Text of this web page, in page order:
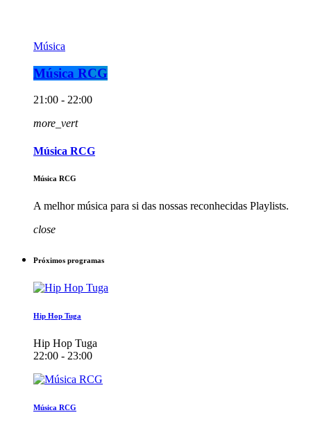
Música
Música RCG
21:00 - 22:00
more_vert
Música RCG
Música RCG
A melhor música para si das nossas reconhecidas Playlists.
close
Próximos programas
Hip Hop Tuga
Hip Hop Tuga
22:00 - 23:00
Música RCG